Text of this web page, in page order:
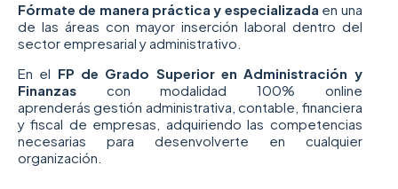
Fórmate de manera práctica y especializada en una
de las áreas con mayor inserción laboral dentro del
sector empresarial y administrativo.
En el FP de Grado Superior en Administración y
Finanzas con modalidad 100% online
aprenderás gestión administrativa, contable, financiera
y fiscal de empresas, adquiriendo las competencias
necesarias para desenvolverte en cualquier
organización.